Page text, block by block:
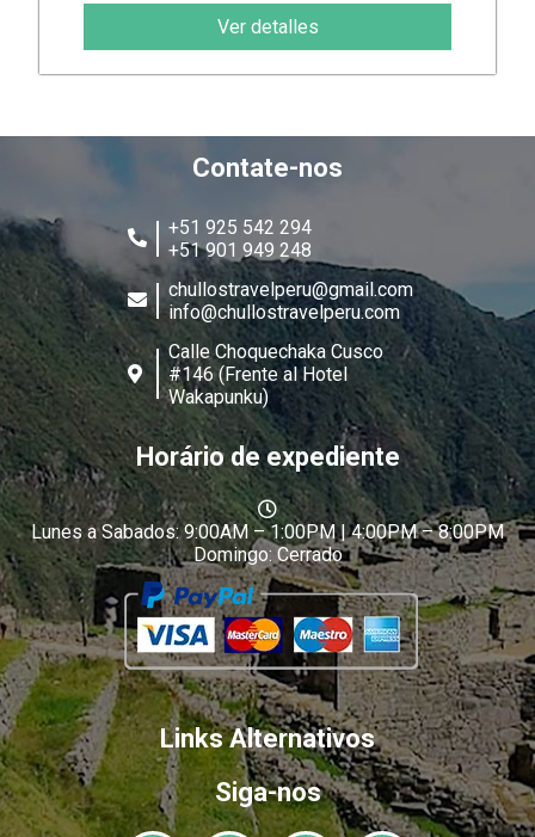
Ver detalles
Contate-nos
+51 925 542 294
+51 901 949 248
chullostravelperu@gmail.com
info@chullostravelperu.com
Calle Choquechaka Cusco
#146 (Frente al Hotel
Wakapunku)
Horário de expediente
Lunes a Sabados: 9:00AM – 1:00PM | 4:00PM – 8:00PM
Domingo: Cerrado
Links Alternativos
Siga-nos